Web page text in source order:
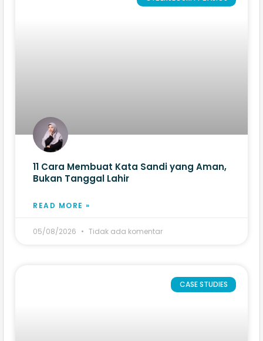
11 Cara Membuat Kata Sandi yang Aman,
Bukan Tanggal Lahir
READ MORE »
05/08/2026 Tidak ada komentar
CASE STUDIES